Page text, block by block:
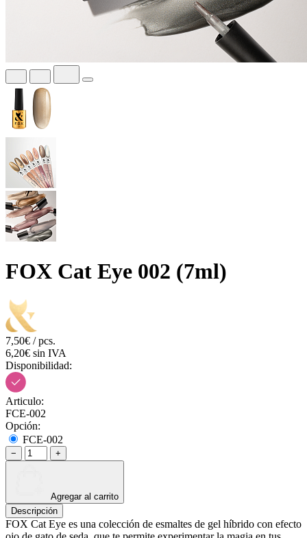
FOX Cat Eye 002 (7ml)
7,50€ / pcs.
6,20€ sin IVA
Disponibilidad:
Articulo:
FCE-002
Opción:
FCE-002
− +
Agregar al carrito
Descripción
FOX Cat Eye es una colección de esmaltes de gel híbrido con efecto